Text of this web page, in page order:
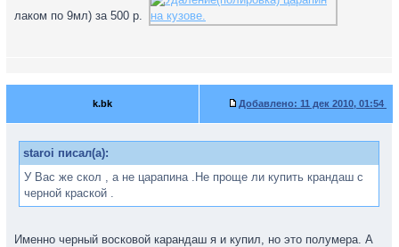
лаком по 9мл) за 500 р.
k.bk Добавлено: 11 дек 2010, 01:54
staroi писал(а):
У Вас же скол , а не царапина .Не проще ли купить крандаш с
черной краской .
Именно черный восковой карандаш я и купил, но это полумера. А